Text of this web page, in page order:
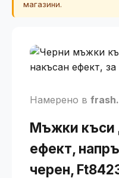
магазини.
Намерено в
Мъжки къси
ефект,
черен,